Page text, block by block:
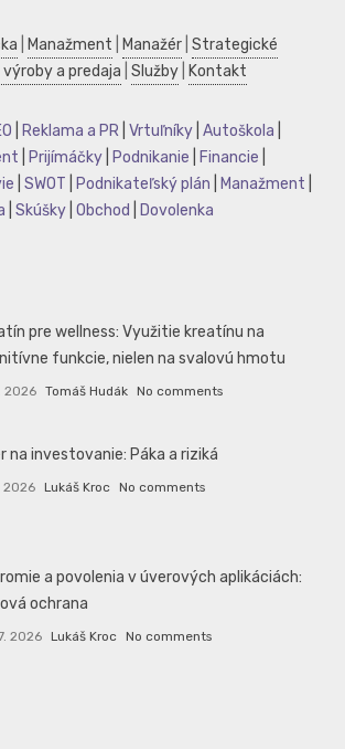
Manažment Manažér Strategické
výroby a predaja Služby Kontakt
Reklama a PR Vrtuľníky Autoškola
Prijímáčky Podnikanie Financie
SWOT Podnikateľský plán Manažment
Skúšky Obchod Dovolenka
pre wellness: Využitie kreatínu na
funkcie, nielen na svalovú hmotu
2026 Tomáš Hudák No comments
na investovanie: Páka a riziká
2026 Lukáš Kroc No comments
a povolenia v úverových aplikáciách:
ochrana
2026 Lukáš Kroc No comments